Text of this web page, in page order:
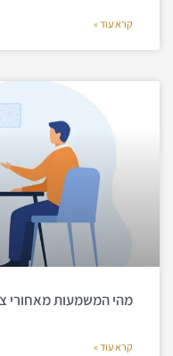
קרא עוד »
מהי המשמעות מאחורי
קרא עוד »